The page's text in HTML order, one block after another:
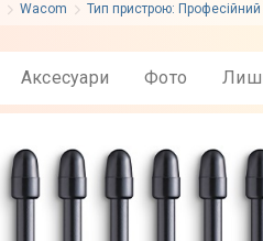
Wacom Тип пристрою: Професійний
Аксесуари Фото